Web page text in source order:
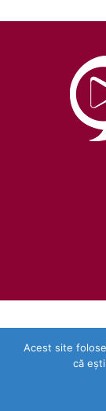
Acest site
că